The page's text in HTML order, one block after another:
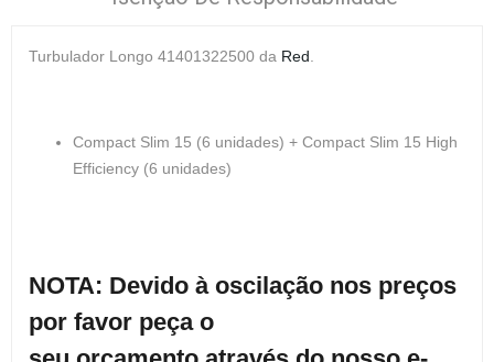
Turbulador Longo 41401322500 da Red
Compact Slim 15 (6 unidades) + Compact Slim 15 High
Efficiency (6 unidades)
NOTA: Devido à oscilação nos preços
por favor peça o